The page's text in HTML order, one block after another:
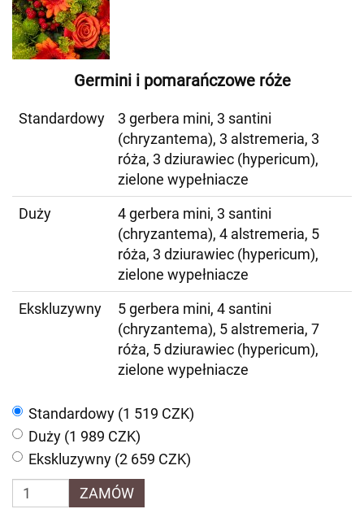
Germini i pomarańczowe róże
Standardowy
3 gerbera mini, 3 santini
(chryzantema), 3 alstremeria, 3
róża, 3 dziurawiec (hypericum),
zielone wypełniacze
Duży
4 gerbera mini, 3 santini
(chryzantema), 4 alstremeria, 5
róża, 3 dziurawiec (hypericum),
zielone wypełniacze
Ekskluzywny
5 gerbera mini, 4 santini
(chryzantema), 5 alstremeria, 7
róża, 5 dziurawiec (hypericum),
zielone wypełniacze
Standardowy (1 519 CZK)
Duży (1 989 CZK)
Ekskluzywny (2 659 CZK)
ZAMÓW